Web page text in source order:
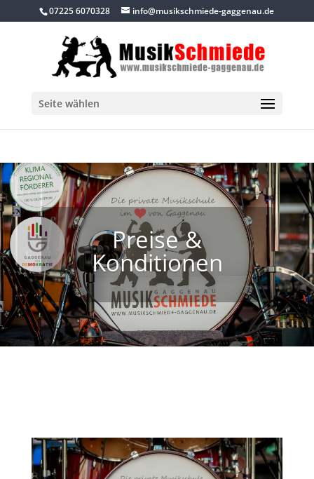
07225 6070328 info@musikschmiede-gaggenau.de
Seite wählen
Preise &
Konditionen